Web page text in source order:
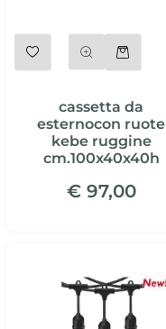
cassetta da
esternocon ruote
kebe ruggine
cm.100x40x40h
€ 97,00